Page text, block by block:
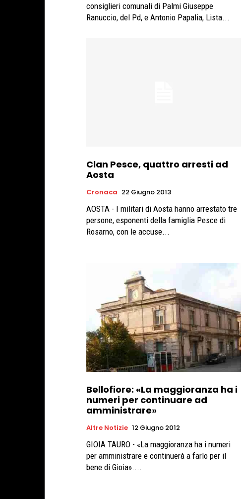
consiglieri comunali di Palmi Giuseppe
Ranuccio, del Pd, e Antonio Papalia, Lista...
Clan Pesce, quattro arresti ad
Aosta
Cronaca 22 Giugno 2013
AOSTA - I militari di Aosta hanno arrestato tre
persone, esponenti della famiglia Pesce di
Rosarno, con le accuse...
Bellofiore: «La maggioranza ha i
numeri per continuare ad
amministrare»
Altre Notizie 12 Giugno 2012
GIOIA TAURO - «La maggioranza ha i numeri
per amministrare e continuerà a farlo per il
bene di Gioia»....